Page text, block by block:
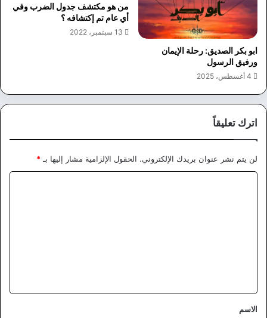
ابو بكر الصديق: رحلة الإيمان
ورفيق الرسول
4 أغسطس، 2025
من هو مكتشف جدول الضرب وفي
أي عام تم إكتشافه ؟
13 سبتمبر، 2022
اترك تعليقاً
لن يتم نشر عنوان بريدك الإلكتروني. الحقول الإلزامية مشار إليها بـ *
*
الاسم